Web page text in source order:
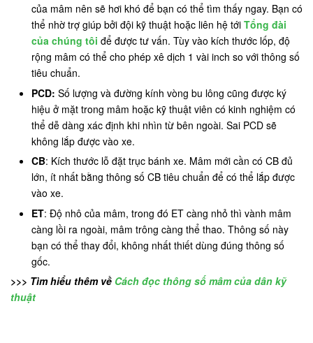
của mâm nên sẽ hơi khó để bạn có thể tìm thấy ngay. Bạn có
thể nhờ trợ giúp bởi đội kỹ thuật hoặc liên hệ tới Tổng đài
của chúng tôi để được tư vấn. Tùy vào kích thước lốp, độ
rộng mâm có thể cho phép xê dịch 1 vài inch so với thông số
tiêu chuẩn.
PCD: Số lượng và đường kính vòng bu lông cũng được ký
hiệu ở mặt trong mâm hoặc kỹ thuật viên có kinh nghiệm có
thể dễ dàng xác định khi nhìn từ bên ngoài. Sai PCD sẽ
không lắp được vào xe.
CB: Kích thước lỗ đặt trục bánh xe. Mâm mới cần có CB đủ
lớn, ít nhất bằng thông số CB tiêu chuẩn để có thể lắp được
vào xe.
ET: Độ nhô của mâm, trong đó ET càng nhỏ thì vành mâm
càng lồi ra ngoài, mâm trông càng thể thao. Thông số này
bạn có thể thay đổi, không nhất thiết dùng đúng thông số
gốc.
>>> Tìm hiểu thêm về Cách đọc thông số mâm của dân kỹ
thuật